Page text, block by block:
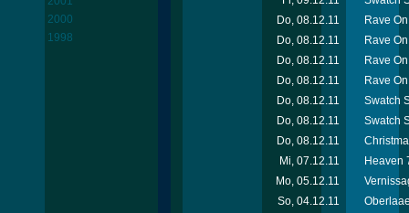
2000
1998
Do, 08.12.11
Rave
Do, 08.12.11
Rave
Do, 08.12.11
Rave
Do, 08.12.11
Rave
Do, 08.12.11
Swatch
Do, 08.12.11
Swatch
Do, 08.12.11
Mi, 07.12.11
Heaven
Mo, 05.12.11
So, 04.12.11